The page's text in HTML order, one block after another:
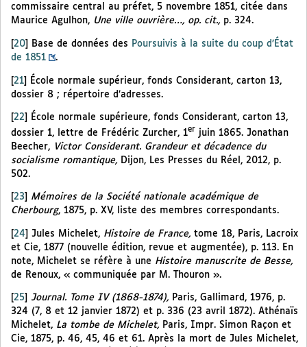
commissaire central au préfet, 5 novembre 1851, citée dans
Maurice Agulhon, Une ville ouvrière…, op. cit., p. 324.
20 Base de données des Poursuivis à la suite du coup d’État
de 1851
.
[21]
École normale supérieur, fonds Considerant, carton 13,
dossier 8 ; répertoire d’adresses.
22
École normale supérieure, fonds Considerant, carton 13,
dossier 1, lettre de Frédéric Zurcher, 1er juin 1865. Jonathan
Beecher, Victor Considerant. Grandeur et décadence du
socialisme romantique, Dijon, Les Presses du Réel, 2012, p.
502.
23
Mémoires de la Société nationale académique de
Cherbourg, 1875, p. XV, liste des membres correspondants.
[24] Jules Michelet, Histoire de France, tome 18, Paris, Lacroix
et Cie, 1877 (nouvelle édition, revue et augmentée), p. 113. En
note, Michelet se réfère à une Histoire manuscrite de Besse,
de Renoux, « communiquée par M. Thouron ».
25 Journal. Tome IV (1868-1874), Paris, Gallimard, 1976, p.
324 (7, 8 et 12 janvier 1872) et p. 336 (23 avril 1872). Athénaïs
Michelet, La tombe de Michelet, Paris, Impr. Simon Raçon et
Cie, 1875, p. 46, 45, 46 et 61. Après la mort de Jules Michelet,